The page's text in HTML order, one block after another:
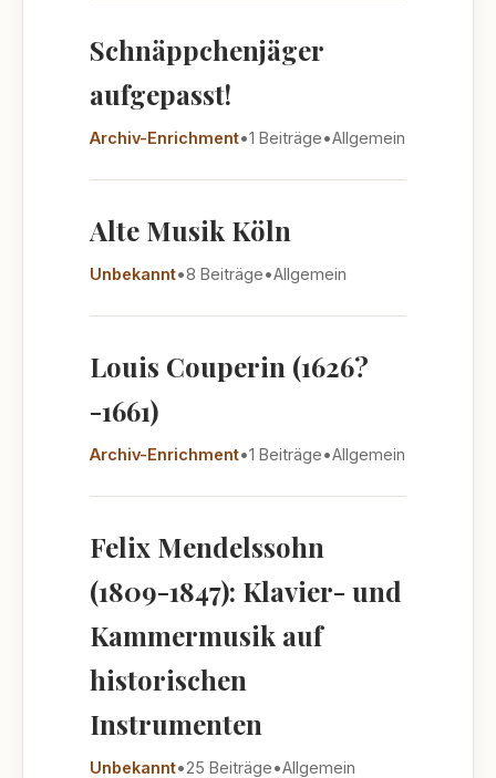
Schnäppchenjäger
aufgepasst!
Archiv-Enrichment•1 Beiträge•Allgemein
Alte Musik Köln
Unbekannt•8 Beiträge•Allgemein
Louis Couperin (1626?
-1661)
Archiv-Enrichment•1 Beiträge•Allgemein
Felix Mendelssohn
(1809-1847): Klavier- und
Kammermusik auf
historischen
Instrumenten
Unbekannt•25 Beiträge•Allgemein